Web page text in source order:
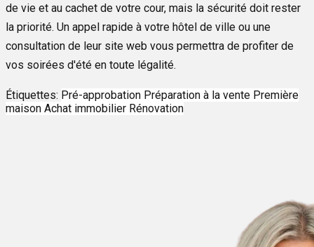
de vie et au cachet de votre cour, mais la sécurité doit rester
la priorité. Un appel rapide à votre hôtel de ville ou une
consultation de leur site web vous permettra de profiter de
vos soirées d'été en toute légalité.
Étiquettes: Pré-approbation Préparation à la vente Première
maison Achat immobilier Rénovation